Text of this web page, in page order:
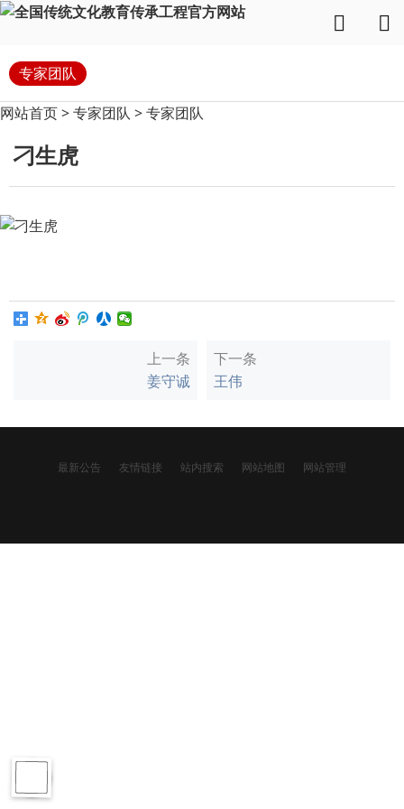
专家团队
网站首页>专家团队 >专家团队
刁生虎
上一条
姜守诚
下一条
王伟
最新公告 友情链接 站内搜索 网站地图 网站管理